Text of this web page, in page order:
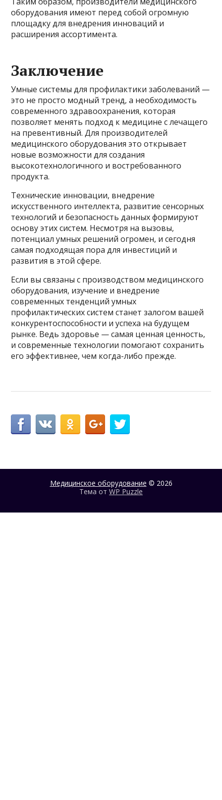
оборудования имеют перед собой огромную
площадку для внедрения инноваций и
расширения ассортимента.
Заключение
Умные системы для профилактики заболеваний —
это не просто модный тренд, а необходимость
современного здравоохранения, которая
позволяет менять подход к медицине с лечащего
на превентивный. Для производителей
медицинского оборудования это открывает
новые возможности для создания
высокотехнологичного и востребованного
продукта.
Технические инновации, внедрение
искусственного интеллекта, развитие сенсорных
технологий и безопасность данных формируют
основу этих систем. Несмотря на вызовы,
потенциал умных решений огромен, и сегодня
самая подходящая пора для инвестиций и
развития в этой сфере.
Если вы связаны с производством медицинского
оборудования, изучение и внедрение
современных тенденций умных
профилактических систем станет залогом вашей
конкурентоспособности и успеха на будущем
рынке. Ведь здоровье — самая ценная ценность,
и современные технологии помогают сохранить
его эффективнее, чем когда-либо прежде.
Медицинское оборудование © 2026
Тема от WP Puzzle